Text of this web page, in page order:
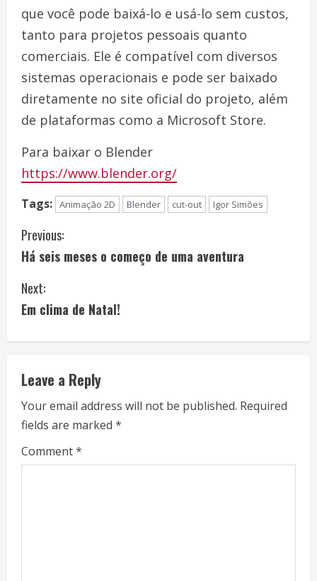
que você pode baixá-lo e usá-lo sem custos,
tanto para projetos pessoais quanto
comerciais. Ele é compatível com diversos
sistemas operacionais e pode ser baixado
diretamente no site oficial do projeto, além
de plataformas como a Microsoft Store.
Para baixar o Blender
https://www.blender.org/
Tags: Animação 2D Blender cut-out Igor Simões
C
o
n
n
u
e
R
Previous:
Há seis meses o começo de uma aventura
Next:
Em clima de Natal!
Leave a Reply
Your email address will not be published. Required
fields are marked *
Comment*